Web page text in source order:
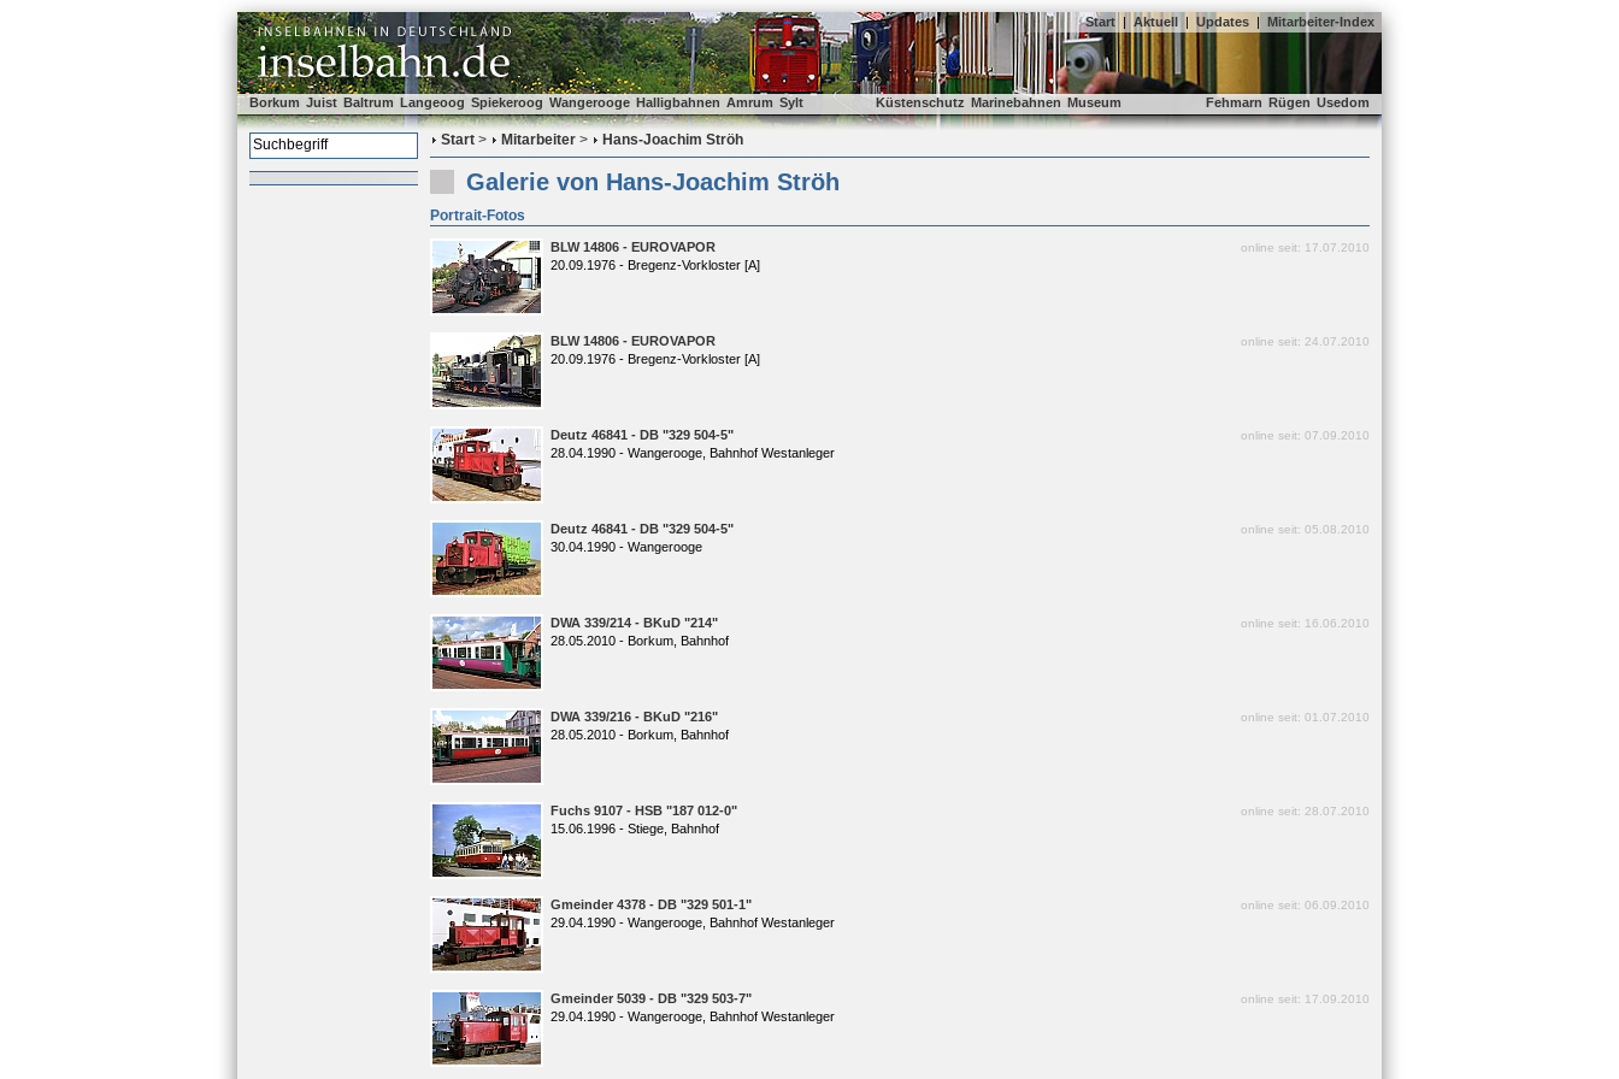
Start | Aktuell | Updates | Mitarbeiter-Index
Borkum Juist Baltrum Langeoog Spiekeroog Wangerooge Halligbahnen Amrum Sylt Küstenschutz Marinebahnen Museum Fehmarn Rügen Usedom
Start > Mitarbeiter > Hans-Joachim Ströh
Galerie von Hans-Joachim Ströh
Portrait-Fotos
BLW 14806 - EUROVAPOR online seit: 17.07.2010
20.09.1976 - Bregenz-Vorkloster [A]
BLW 14806 - EUROVAPOR online seit: 24.07.2010
20.09.1976 - Bregenz-Vorkloster [A]
Deutz 46841 - DB "329 504-5" online seit: 07.09.2010
28.04.1990 - Wangerooge, Bahnhof Westanleger
Deutz 46841 - DB "329 504-5" online seit: 05.08.2010
30.04.1990 - Wangerooge
DWA 339/214 - BKuD "214" online seit: 16.06.2010
28.05.2010 - Borkum, Bahnhof
DWA 339/216 - BKuD "216" online seit: 01.07.2010
28.05.2010 - Borkum, Bahnhof
Fuchs 9107 - HSB "187 012-0" online seit: 28.07.2010
15.06.1996 - Stiege, Bahnhof
Gmeinder 4378 - DB "329 501-1" online seit: 06.09.2010
29.04.1990 - Wangerooge, Bahnhof Westanleger
Gmeinder 5039 - DB "329 503-7" online seit: 17.09.2010
29.04.1990 - Wangerooge, Bahnhof Westanleger